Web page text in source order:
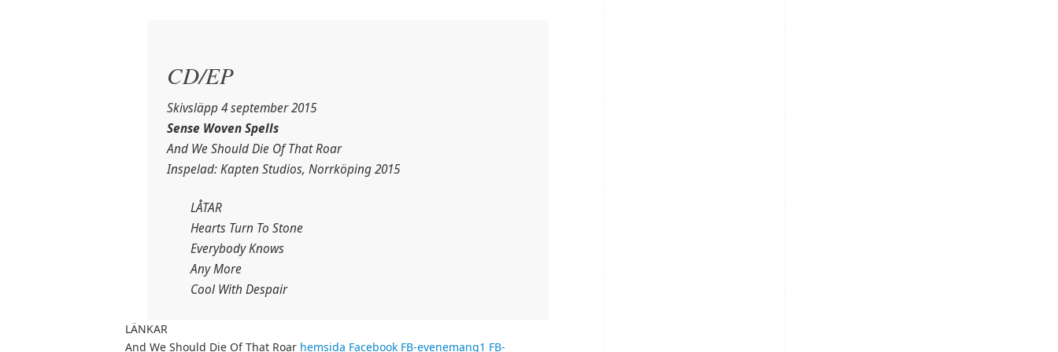
CD/EP
Skivsläpp 4 september 2015
Sense Woven Spells
And We Should Die Of That Roar
Inspelad: Kapten Studios, Norrköping 2015
LÅTAR
Hearts Turn To Stone
Everybody Knows
Any More
Cool With Despair
LÄNKAR
And We Should Die Of That Roar hemsida Facebook FB-evenemang1 FB-